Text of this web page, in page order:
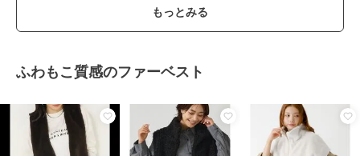
もっとみる
ふわもこ質感のファーベスト